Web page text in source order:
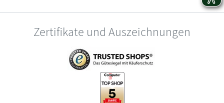
Zertifikate und Auszeichnungen